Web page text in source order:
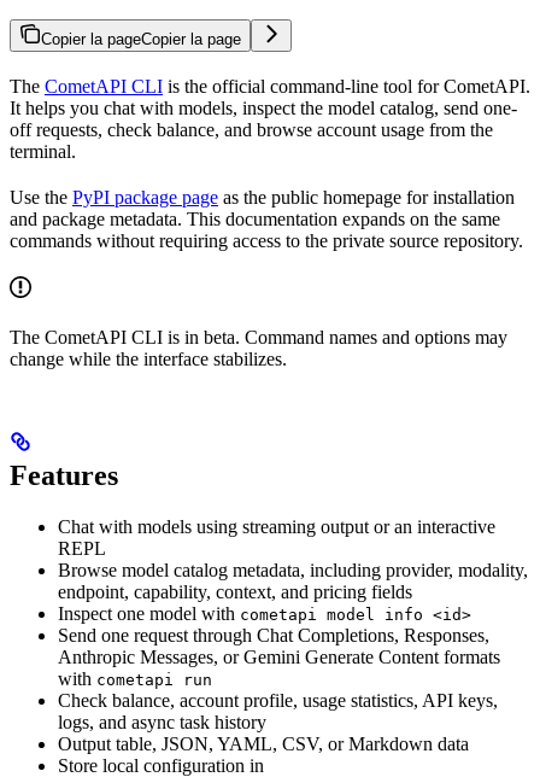
Copier la pageCopier la page
The CometAPI CLI is the official command-line tool for CometAPI.
It helps you chat with models, inspect the model catalog, send one-
off requests, check balance, and browse account usage from the
terminal.
Use the PyPI package page as the public homepage for installation
and package metadata. This documentation expands on the same
commands without requiring access to the private source repository.
The CometAPI CLI is in beta. Command names and options may
change while the interface stabilizes.
Features
Chat with models using streaming output or an interactive
REPL
Browse model catalog metadata, including provider, modality,
endpoint, capability, context, and pricing fields
Inspect one model with cometapi model info <id>
Send one request through Chat Completions, Responses,
Anthropic Messages, or Gemini Generate Content formats
with cometapi run
Check balance, account profile, usage statistics, API keys,
logs, and async task history
Output table, JSON, YAML, CSV, or Markdown data
Store local configuration in